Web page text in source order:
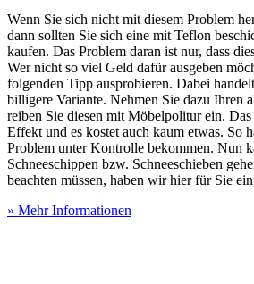
Wenn Sie sich nicht mit diesem Problem
dann sollten Sie sich eine mit Teflon
kaufen. Das Problem daran ist nur, dass
Wer nicht so viel Geld dafür ausgeben
folgenden Tipp ausprobieren. Dabei
billigere Variante. Nehmen Sie dazu Ihren
reiben Sie diesen mit Möbelpolitur ein. Das
Effekt und es kostet auch kaum etwas. So
Problem unter Kontrolle bekommen. Nun
Schneeschippen bzw. Schneeschieben
beachten müssen, haben wir hier für Sie
» Mehr Informationen